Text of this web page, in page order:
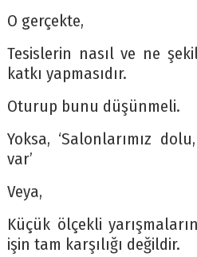
O gerçekte,
Tesislerin nasıl ve ne
katkı yapmasıdır.
Oturup bunu düşünmeli.
Yoksa, ‘Salonlarımız
var’
Veya,
Küçük ölçekli
işin tam karşılığı değildir.